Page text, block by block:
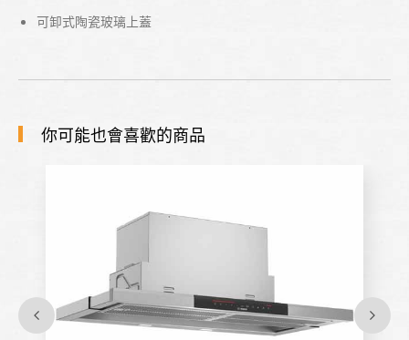
可卸式陶瓷玻璃上蓋
你可能也會喜歡的商品